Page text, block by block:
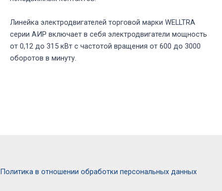
Линейка электродвигателей торговой марки WELLTRA
серии АИР включает в себя электродвигатели мощность
от 0,12 до 315 кВт с частотой вращения от 600 до 3000
оборотов в минуту.
Политика в отношении обработки персональных данных